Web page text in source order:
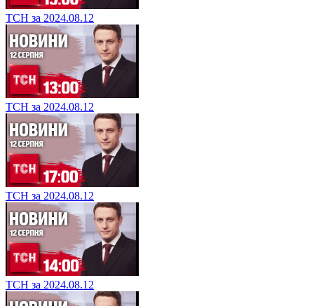
ТСН за 2024.08.12
ТСН за 2024.08.12
ТСН за 2024.08.12
ТСН за 2024.08.12